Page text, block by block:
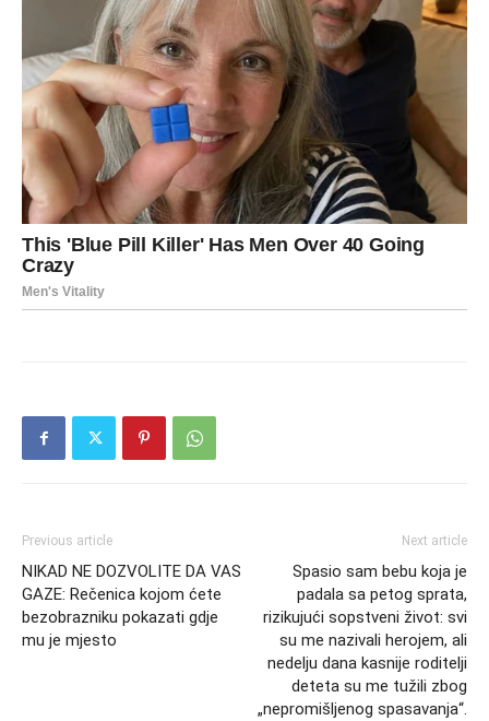
Previous article
NIKAD NE DOZVOLITE DA VAS
GAZE: Rečenica kojom ćete
bezobrazniku pokazati gdje
mu je mjesto
Next article
Spasio sam bebu koja je
padala sa petog sprata,
rizikujući sopstveni život: svi
su me nazivali herojem, ali
nedelju dana kasnije roditelji
deteta su me tužili zbog
„nepromišljenog spasavanja“.